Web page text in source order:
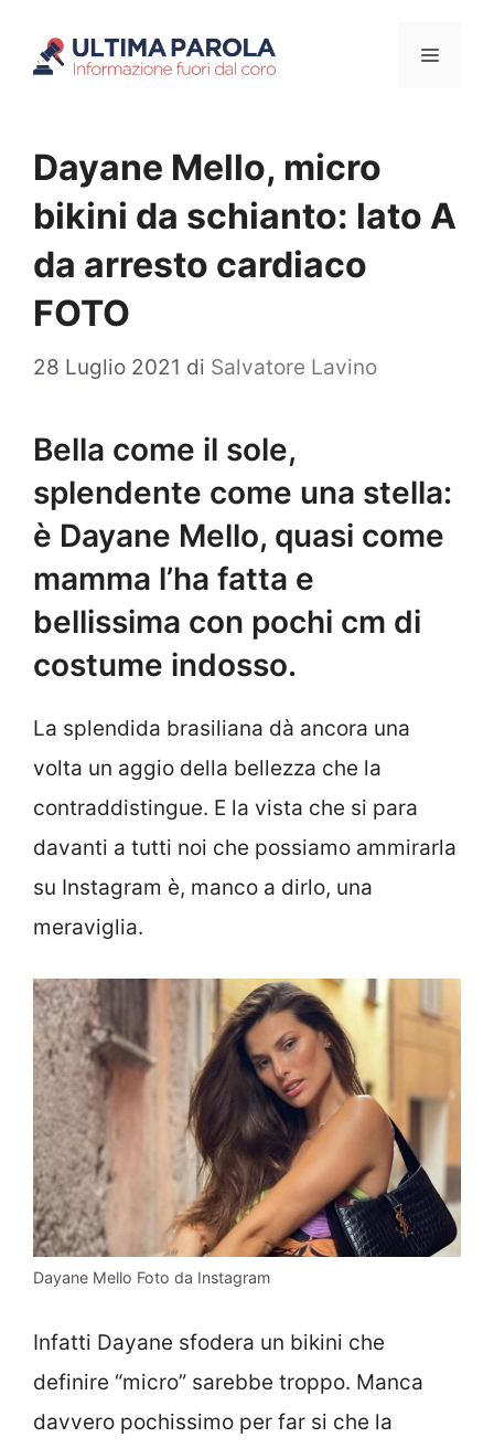
Menu
Dayane Mello, micro
bikini da schianto: lato A
da arresto cardiaco
FOTO
28 Luglio 2021 di Salvatore Lavino
Bella come il sole,
splendente come una stella:
è Dayane Mello, quasi come
mamma l’ha fatta e
bellissima con pochi cm di
costume indosso.
La splendida brasiliana dà ancora una
volta un aggio della bellezza che la
contraddistingue. E la vista che si para
davanti a tutti noi che possiamo ammirarla
su Instagram è, manco a dirlo, una
meraviglia.
Dayane Mello Foto da Instagram
Infatti Dayane sfodera un bikini che
definire “micro” sarebbe troppo. Manca
davvero pochissimo per far si che la